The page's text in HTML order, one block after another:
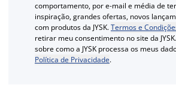
comportamento, por e-mail e média de
inspiração, grandes ofertas, novos
com produtos da JYSK.Termos e
retirar meu consentimento no site da
sobre como a JYSK processa os meus
Política de Privacidade.